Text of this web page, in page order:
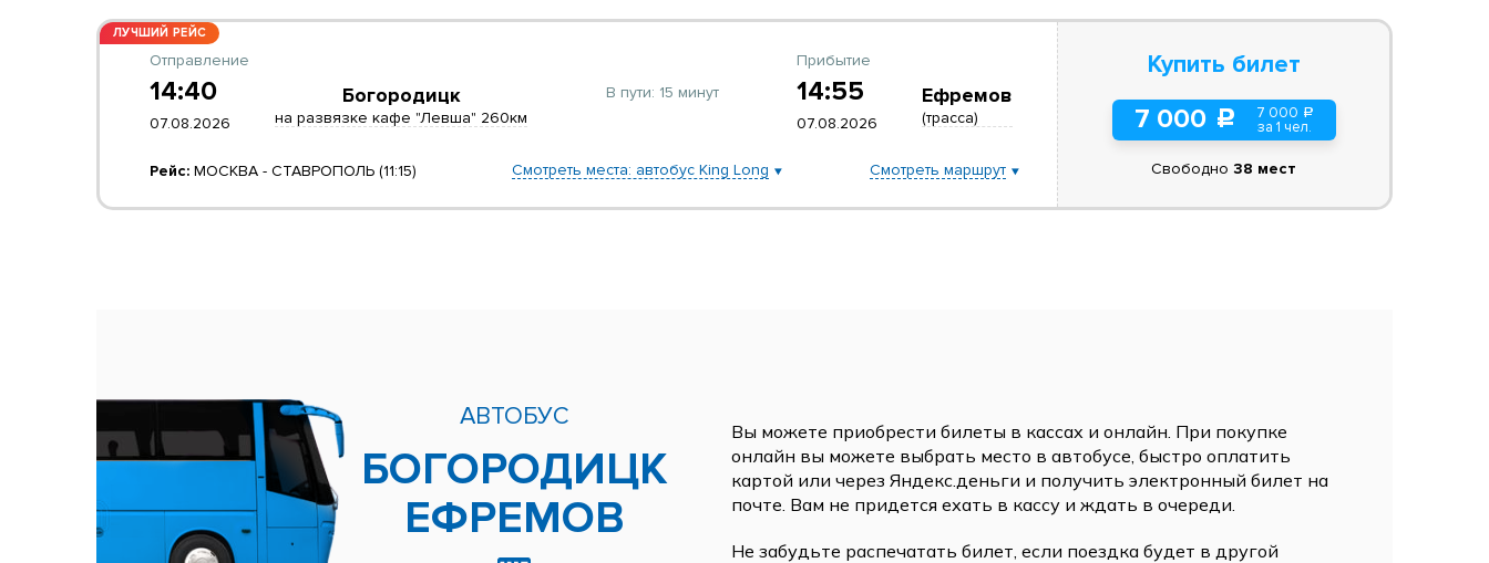
ЛУЧШИЙ РЕЙС
Отправление
14:40
07.08.2026
Богородицк
на развязке кафе "Левша" 260км
В пути: 15 минут
Прибытие
14:55
07.08.2026
Ефремов
(трасса)
Рейс: МОСКВА - СТАВРОПОЛЬ (11:15) Смотреть места: автобус King Long Смотреть маршрут
Купить билет
7 000 c 7 000 a
за 1 чел.
Свободно 38 мест
АВТОБУС
БОГОРОДИЦК
ЕФРЕМОВ
Вы можете приобрести билеты в кассах и онлайн. При покупке
онлайн вы можете выбрать место в автобусе, быстро оплатить
картой или через Яндекс.деньги и получить электронный билет на
почте. Вам не придется ехать в кассу и ждать в очереди.
Не забудьте распечатать билет, если поездка будет в другой